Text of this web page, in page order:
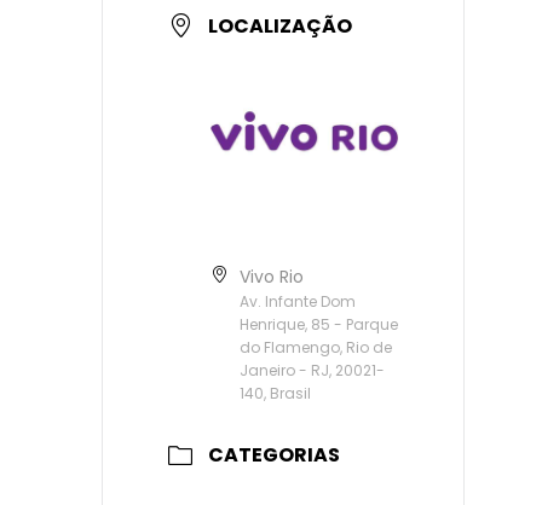
LOCALIZAÇÃO
Vivo Rio
Av. Infante Dom
Henrique, 85 - Parque
do Flamengo, Rio de
Janeiro - RJ, 20021-
140, Brasil
CATEGORIAS